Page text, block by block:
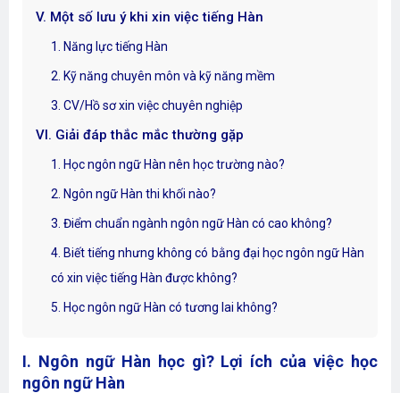
V. Một số lưu ý khi xin việc tiếng Hàn
1. Năng lực tiếng Hàn
2. Kỹ năng chuyên môn và kỹ năng mềm
3. CV/Hồ sơ xin việc chuyên nghiệp
VI. Giải đáp thắc mắc thường gặp
1. Học ngôn ngữ Hàn nên học trường nào?
2. Ngôn ngữ Hàn thi khối nào?
3. Điểm chuẩn ngành ngôn ngữ Hàn có cao không?
4. Biết tiếng nhưng không có bằng đại học ngôn ngữ Hàn
có xin việc tiếng Hàn được không?
5. Học ngôn ngữ Hàn có tương lai không?
I. Ngôn ngữ Hàn học gì? Lợi ích của việc học
ngôn ngữ Hàn